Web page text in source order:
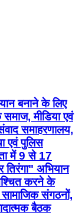
बनाने के लिए
समाज, मीडिया एवं
समाहरणालय,
एवं पुलिस
में 9 से 17
अभियान
करने के
सामाजिक संगठनों,
बैठक